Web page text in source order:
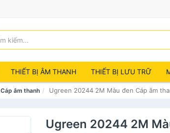
THIẾT BỊ ÂM THANH THIẾT BỊ LƯU TRỮ
Cáp âm thanh Ugreen 20244 2M Màu đen Cáp âm
Ugreen 20244 2M